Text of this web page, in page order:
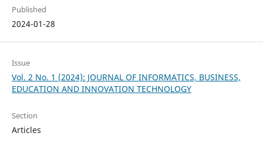
Published
2024-01-28
Issue
Vol. 2 No. 1 (2024): JOURNAL OF INFORMATICS, BUSINESS,
EDUCATION AND INNOVATION TECHNOLOGY
Section
Articles